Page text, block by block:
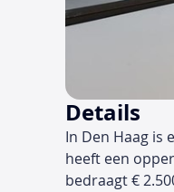
Details
In Den Haag is
heeft een
bedraagt €